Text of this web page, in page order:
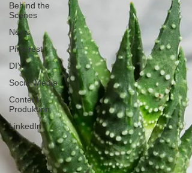
Behind the
Scenes
News
Pinterest
DIY
Social Media
Content
Produktion
LinkedIn